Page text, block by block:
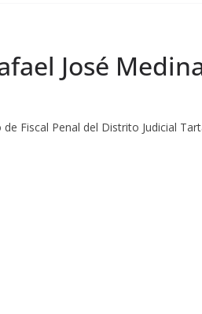
José
Fiscal Penal del Distrito Judicial